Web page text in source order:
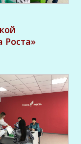
Роста»